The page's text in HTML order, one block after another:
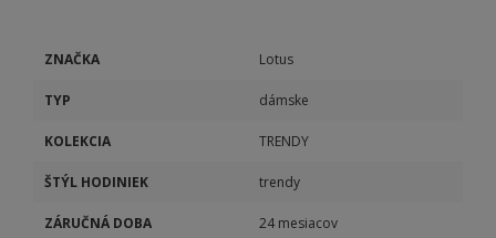
ZNAČKA Lotus
TYP dámske
KOLEKCIA TRENDY
ŠTÝL HODINIEK trendy
ZÁRUČNÁ DOBA 24 mesiacov